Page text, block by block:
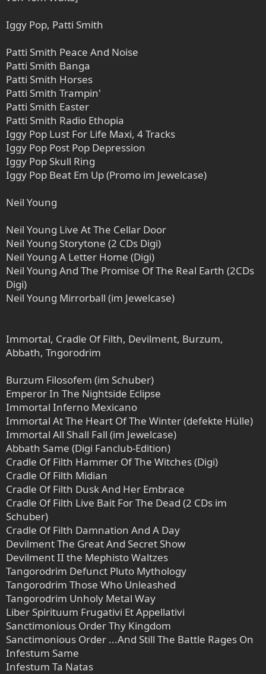
Iggy Pop, Patti Smith
Patti Smith Peace And Noise
Patti Smith Banga
Patti Smith Horses
Patti Smith Trampin'
Patti Smith Easter
Patti Smith Radio Ethopia
Iggy Pop Lust For Life Maxi, 4 Tracks
Iggy Pop Post Pop Depression
Iggy Pop Skull Ring
Iggy Pop Beat Em Up (Promo im Jewelcase)
Neil Young
Neil Young Live At The Cellar Door
Neil Young Storytone (2 CDs Digi)
Neil Young A Letter Home (Digi)
Neil Young And The Promise Of The Real Earth (2CDs
Digi)
Neil Young Mirrorball (im Jewelcase)
Immortal, Cradle Of Filth, Devilment, Burzum,
Abbath, Tngorodrim
Burzum Filosofem (im Schuber)
Emperor In The Nightside Eclipse
Immortal Inferno Mexicano
Immortal At The Heart Of The Winter (defekte Hülle)
Immortal All Shall Fall (im Jewelcase)
Abbath Same (Digi Fanclub-Edition)
Cradle Of Filth Hammer Of The Witches (Digi)
Cradle Of Filth Midian
Cradle Of Filth Dusk And Her Embrace
Cradle Of Filth Live Bait For The Dead (2 CDs im
Schuber)
Cradle Of Filth Damnation And A Day
Devilment The Great And Secret Show
Devilment II the Mephisto Waltzes
Tangorodrim Defunct Pluto Mythology
Tangorodrim Those Who Unleashed
Tangorodrim Unholy Metal Way
Liber Spirituum Frugativi Et Appellativi
Sanctimonious Order Thy Kingdom
Sanctimonious Order ...And Still The Battle Rages On
Infestum Same
Infestum Ta Natas